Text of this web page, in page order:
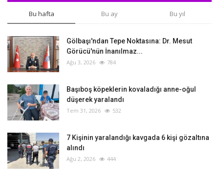
Bu hafta Bu ay Bu yıl
Gölbaşı'ndan Tepe Noktasına: Dr. Mesut
Görücü'nün İnanılmaz...
Ağu 3, 2026 784
Başıboş köpeklerin kovaladığı anne-oğul
düşerek yaralandı
Tem 31, 2026 532
‎7 Kişinin yaralandığı kavgada 6 kişi gözaltına
alındı
Ağu 2, 2026 444